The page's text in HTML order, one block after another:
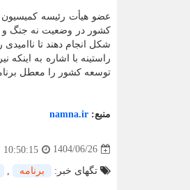
عضو هیأت رئیسه
کشور در وضعیت نه جنگ و
شکل انجام دهند تا
راستینه با اشاره به
توسعه کشور را معطل
منبع: namna.ir
1404/06/26
10:50:15
تگهای خبر: برنامه